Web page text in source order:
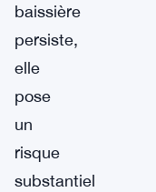
baissière
persiste,
elle
pose
un
risque
substantiel